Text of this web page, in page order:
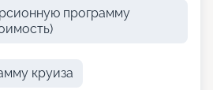
программу
круиза